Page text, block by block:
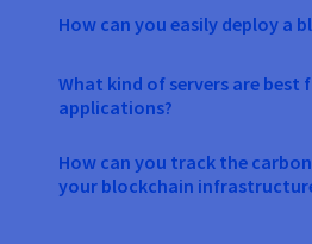
How can you easily deploy a
What kind of servers are best
applications?
How can you track the
your blockchain